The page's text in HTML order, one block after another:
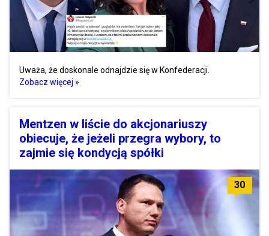
Uważa, że doskonale odnajdzie się w Konfederacji.
Zobacz więcej »
Mentzen w liście do akcjonariuszy
obiecuje, że jeżeli przegra wybory, to
zajmie się kondycją spółki
30